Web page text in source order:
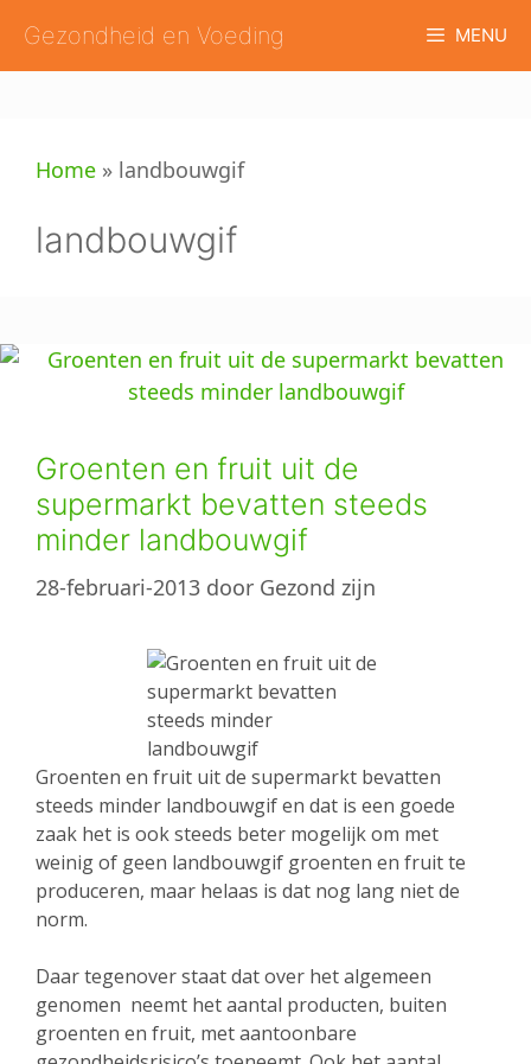
naar
de
Gezondheid en Voeding MENU
Home » landbouwgif
landbouwgif
Groenten en fruit uit de
supermarkt bevatten steeds
minder landbouwgif
28-februari-2013 door Gezond zijn
Groenten en fruit uit de supermarkt bevatten
steeds minder landbouwgif en dat is een goede
zaak het is ook steeds beter mogelijk om met
weinig of geen landbouwgif groenten en fruit te
produceren, maar helaas is dat nog lang niet de
norm.
Daar tegenover staat dat over het algemeen
genomen neemt het aantal producten, buiten
groenten en fruit, met aantoonbare